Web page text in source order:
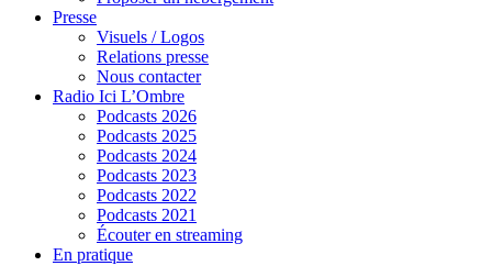
Presse
Visuels / Logos
Relations presse
Nous contacter
Radio Ici L’Ombre
Podcasts 2026
Podcasts 2025
Podcasts 2024
Podcasts 2023
Podcasts 2022
Podcasts 2021
Écouter en streaming
En pratique